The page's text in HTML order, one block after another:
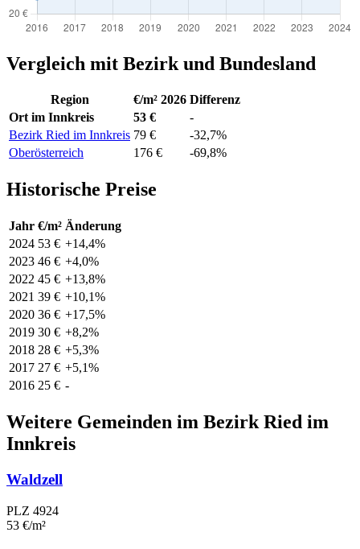
Vergleich mit Bezirk und Bundesland
Region €/m² 2026 Differenz
Ort im Innkreis
53 €
-
Bezirk Ried im Innkreis 79 €
-32,7%
Oberösterreich
176 € -69,8%
Historische Preise
Jahr €/m² Änderung
2024 53 € +14,4%
2023 46 € +4,0%
2022 45 € +13,8%
2021 39 € +10,1%
2020 36 € +17,5%
2019 30 € +8,2%
2018 28 € +5,3%
2017 27 € +5,1%
2016 25 € -
Weitere Gemeinden im Bezirk Ried im
Innkreis
Waldzell
PLZ 4924
53 €/m²